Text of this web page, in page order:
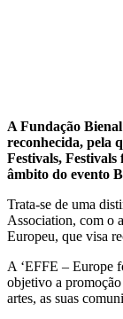
A Fundação
reconhecida, pela
Festivals,
âmbito do evento
Trata-se de uma
Association, com o
Europeu, que visa
A ‘EFFE – Europe
objetivo a
artes, as suas